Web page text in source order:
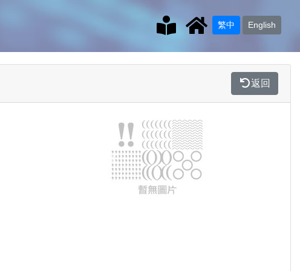
繁中 English
返回
Previous